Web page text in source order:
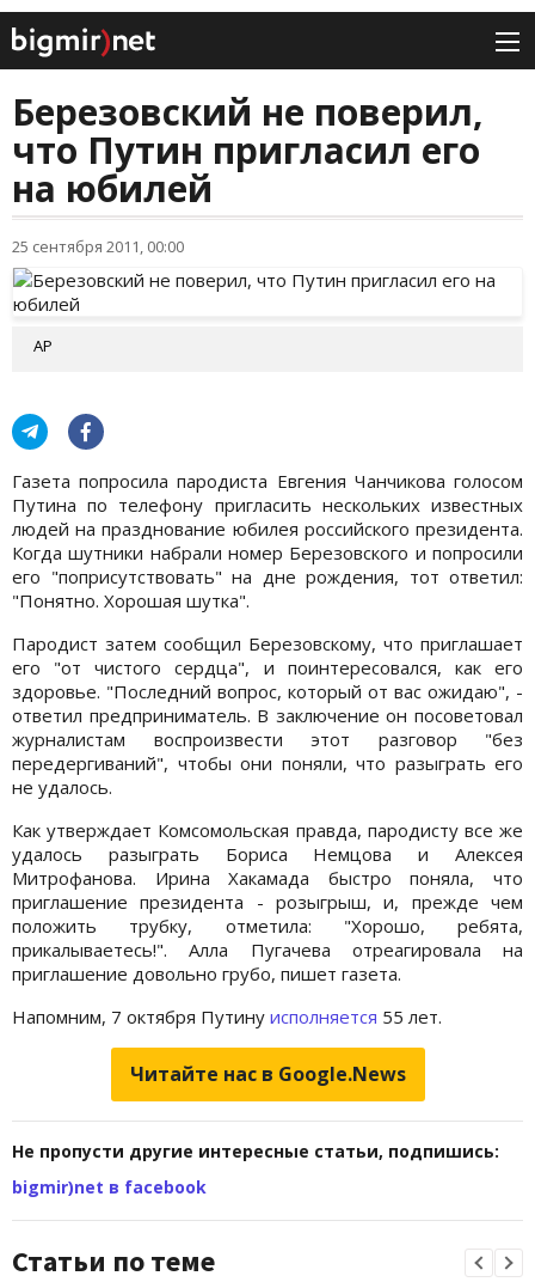
Березовский не поверил,
что Путин пригласил его
на юбилей
25 сентября 2011, 00:00
АР
Газета попросила пародиста Евгения Чанчикова голосом
Путина по телефону пригласить нескольких известных
людей на празднование юбилея российского президента.
Когда шутники набрали номер Березовского и попросили
его "поприсутствовать" на дне рождения, тот ответил:
"Понятно. Хорошая шутка".
Пародист затем сообщил Березовскому, что приглашает
его "от чистого сердца", и поинтересовался, как его
здоровье. "Последний вопрос, который от вас ожидаю", -
ответил предприниматель. В заключение он посоветовал
журналистам воспроизвести этот разговор "без
передергиваний", чтобы они поняли, что разыграть его
не удалось.
Как утверждает Комсомольская правда, пародисту все же
удалось разыграть Бориса Немцова и Алексея
Митрофанова. Ирина Хакамада быстро поняла, что
приглашение президента - розыгрыш, и, прежде чем
положить трубку, отметила: "Хорошо, ребята,
прикалываетесь!". Алла Пугачева отреагировала на
приглашение довольно грубо, пишет газета.
Напомним, 7 октября Путину исполняется 55 лет.
Читайте нас в Google.News
Не пропусти другие интересные статьи, подпишись:
bigmir)net в facebook
Статьи по теме